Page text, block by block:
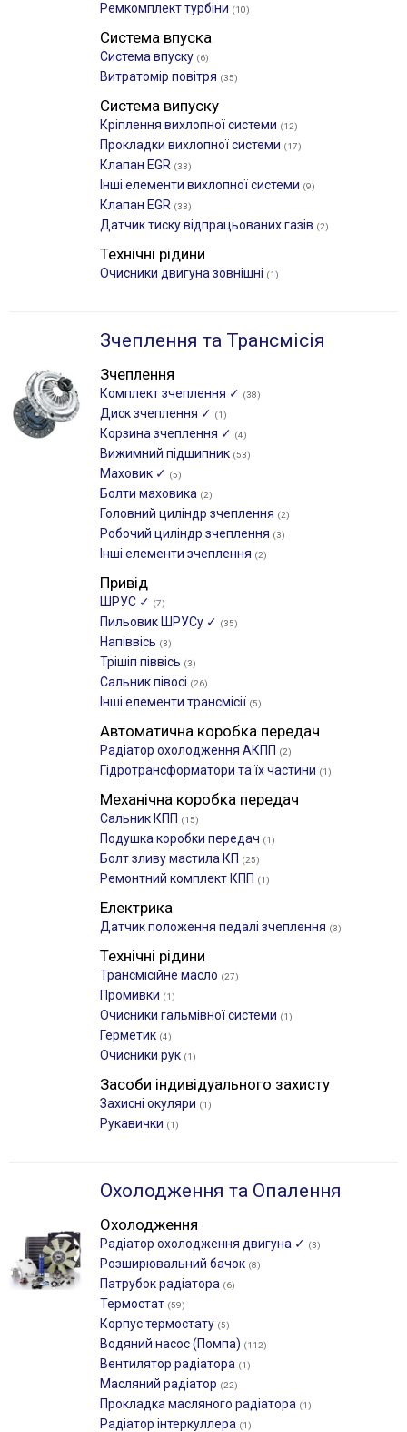
Ремкомплект турбіни (10)
Система впуска
Система впуску (6)
Витратомір повітря (35)
Система випуску
Кріплення вихлопної системи (12)
Прокладки вихлопної системи (17)
Клапан EGR (33)
Інші елементи вихлопної системи (9)
Клапан EGR (33)
Датчик тиску відпрацьованих газів (2)
Технічні рідини
Очисники двигуна зовнішні (1)
Зчеплення та Трансмісія
Зчеплення
Комплект зчеплення ✓ (38)
Диск зчеплення ✓ (1)
Корзина зчеплення ✓ (4)
Вижимний підшипник (53)
Маховик ✓ (5)
Болти маховика (2)
Головний циліндр зчеплення (2)
Робочий циліндр зчеплення (3)
Інші елементи зчеплення (2)
Привід
ШРУС ✓ (7)
Пильовик ШРУСу ✓ (35)
Напіввісь (3)
Трішіп піввісь (3)
Сальник півосі (26)
Інші елементи трансмісії (5)
Автоматична коробка передач
Радіатор охолодження АКПП (2)
Гідротрансформатори та їх частини (1)
Механічна коробка передач
Сальник КПП (15)
Подушка коробки передач (1)
Болт зливу мастила КП (25)
Ремонтний комплект КПП (1)
Електрика
Датчик положення педалі зчеплення (3)
Технічні рідини
Трансмісійне масло (27)
Промивки (1)
Очисники гальмівної системи (1)
Герметик (4)
Очисники рук (1)
Засоби індивідуального захисту
Захисні окуляри (1)
Рукавички (1)
Охолодження та Опалення
Охолодження
Радіатор охолодження двигуна ✓ (3)
Розширювальний бачок (8)
Патрубок радіатора (6)
Термостат (59)
Корпус термостату (5)
Водяний насос (Помпа) (112)
Вентилятор радіатора (1)
Масляний радіатор (22)
Прокладка масляного радіатора (1)
Радіатор інтеркуллера (1)